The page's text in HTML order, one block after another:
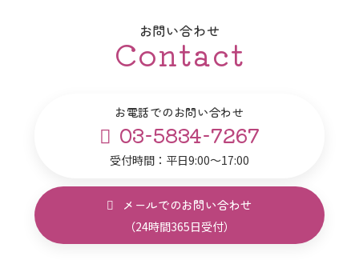
お問い合わせ
Contact
お電話でのお問い合わせ
03-5834-7267
受付時間：平日9:00～17:00
メールでのお問い合わせ
（24時間365日受付）